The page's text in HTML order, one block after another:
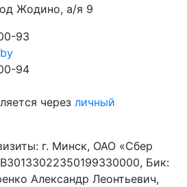
Жодино, а/я 9
93
94
через личный
г. Минск, ОАО «Сбер
Бик:
Александр Леонтьевич,